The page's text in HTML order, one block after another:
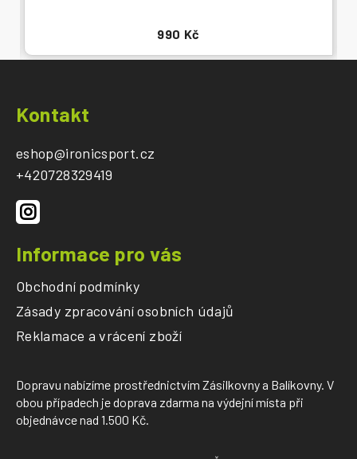
990 Kč
Kontakt
eshop@ironicsport.cz
+420728329419
Informace pro vás
Obchodní podmínky
Zásady zpracování osobních údajů
Reklamace a vrácení zboží
Dopravu nabízíme prostřednictvím Zásilkovny a Balíkovny. V
obou případech je doprava zdarma na výdejní místa při
objednávce nad 1.500 Kč.